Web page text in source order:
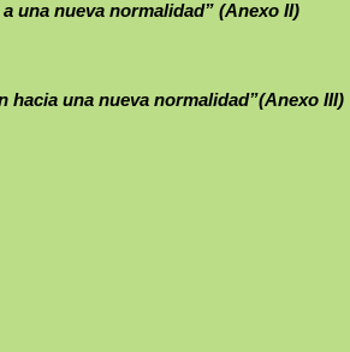
una nueva normalidad” (Anexo II)
hacia una nueva normalidad”(Anexo III)